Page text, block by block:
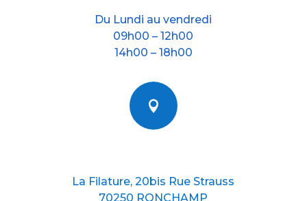
Du Lundi au vendredi
09h00 – 12h00
14h00 – 18h00

La Filature, 20bis Rue Strauss
70250 RONCHAMP